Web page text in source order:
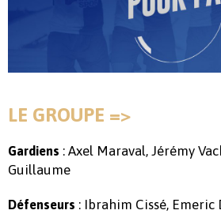
LE GROUPE =>
Gardiens : Axel Maraval, Jérémy
Guillaume
Défenseurs : Ibrahim Cissé,